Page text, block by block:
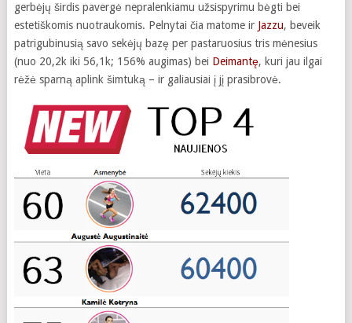
gerbėjų širdis pavergė nepralenkiamu užsispyrimu bėgti bei
estetiškomis nuotraukomis. Pelnytai čia matome ir Jazzu, beveik
patrigubinusią savo sekėjų bazę per pastaruosius tris mėnesius
(nuo 20,2k iki 56,1k; 156% augimas) bei Deimantę, kuri jau ilgai
rėžė sparną aplink šimtuką – ir galiausiai į jį prasibrovė.